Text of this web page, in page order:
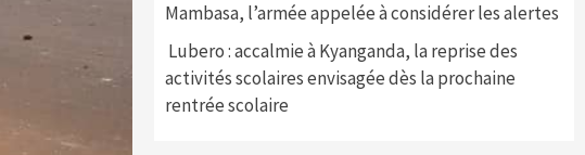
Mambasa, l’armée appelée à considérer les alertes
Lubero : accalmie à Kyanganda, la reprise des
activités scolaires envisagée dès la prochaine
rentrée scolaire